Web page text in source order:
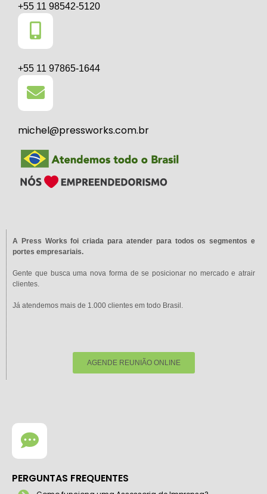
+55 11 98542-5120
+55 11 97865-1644
michel@pressworks.com.br
A Press Works foi criada para atender para todos os segmentos e
portes empresariais.
Gente que busca uma nova forma de se posicionar no mercado e atrair
clientes.
Já atendemos mais de 1.000 clientes em todo Brasil.
AGENDE REUNIÃO ONLINE
PERGUNTAS FREQUENTES